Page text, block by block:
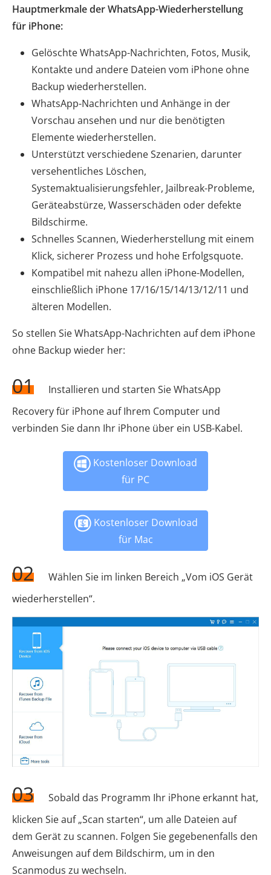
Hauptmerkmale der WhatsApp-Wiederherstellung
für iPhone:
Gelöschte WhatsApp-Nachrichten, Fotos, Musik,
Kontakte und andere Dateien vom iPhone ohne
Backup wiederherstellen.
WhatsApp-Nachrichten und Anhänge in der
Vorschau ansehen und nur die benötigten
Elemente wiederherstellen.
Unterstützt verschiedene Szenarien, darunter
versehentliches Löschen,
Systemaktualisierungsfehler, Jailbreak-Probleme,
Geräteabstürze, Wasserschäden oder defekte
Bildschirme.
Schnelles Scannen, Wiederherstellung mit einem
Klick, sicherer Prozess und hohe Erfolgsquote.
Kompatibel mit nahezu allen iPhone-Modellen,
einschließlich iPhone 17/16/15/14/13/12/11 und
älteren Modellen.
So stellen Sie WhatsApp-Nachrichten auf dem iPhone
ohne Backup wieder her:
01
Installieren und starten Sie WhatsApp
Recovery für iPhone auf Ihrem Computer und
verbinden Sie dann Ihr iPhone über ein USB-Kabel.
Kostenloser Download
für PC
Kostenloser Download
für Mac
02
Wählen Sie im linken Bereich „Vom iOS Gerät
wiederherstellen“.
03
Sobald das Programm Ihr iPhone erkannt hat,
klicken Sie auf „Scan starten“, um alle Dateien auf
dem Gerät zu scannen. Folgen Sie gegebenenfalls den
Anweisungen auf dem Bildschirm, um in den
Scanmodus zu wechseln.